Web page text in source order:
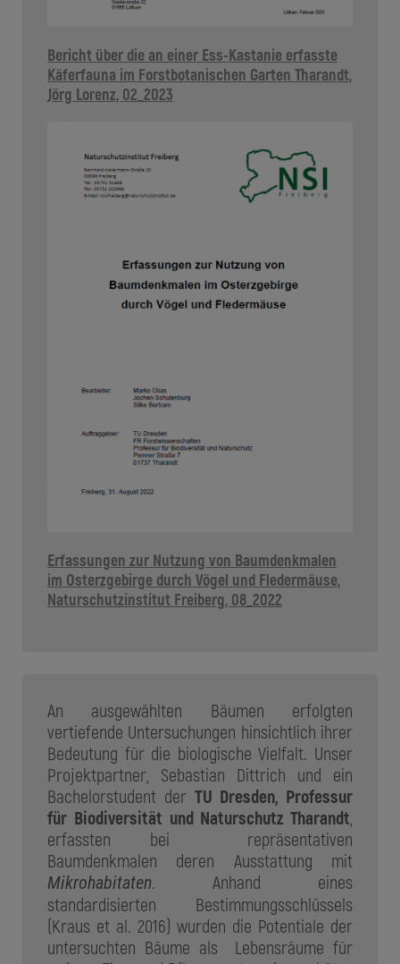
Bericht über die an einer Ess-Kastanie erfasste
Käferfauna im Forstbotanischen Garten Tharandt,
Jörg Lorenz, 02_2023
Erfassungen zur Nutzung von Baumdenkmalen
im Osterzgebirge durch Vögel und Fledermäuse,
Naturschutzinstitut Freiberg, 08_2022
An ausgewählten Bäumen erfolgten
vertiefende Untersuchungen hinsichtlich ihrer
Bedeutung für die biologische Vielfalt. Unser
Projektpartner, Sebastian Dittrich und ein
Bachelorstudent der TU Dresden, Professur
für Biodiversität und Naturschutz Tharandt
erfassten bei repräsentativen
Baumdenkmalen deren Ausstattung mit
Mikrohabitaten. Anhand eines
standardisierten Bestimmungsschlüssels
(Kraus et al. 2016) wurden die Potentiale der
untersuchten Bäume als Lebensräume für